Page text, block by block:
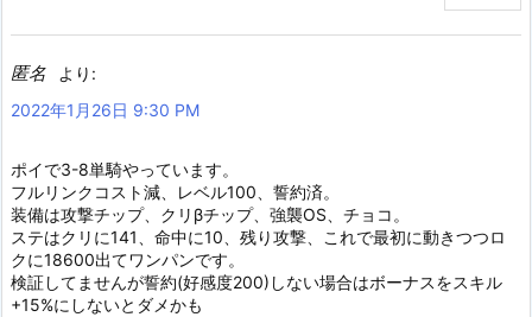
匿名
より:
2022年1月26日 9:30 PM
ポイで3-8単騎やっています。
フルリンクコスト減、レベル100、誓約済。
装備は攻撃チップ、クリβチップ、強襲OS、チョコ。
ステはクリに141、命中に10、残り攻撃、これで最初に動きつつロ
クに18600出てワンパンです。
検証してませんが誓約(好感度200)しない場合はボーナスをスキル
+15%にしないとダメかも